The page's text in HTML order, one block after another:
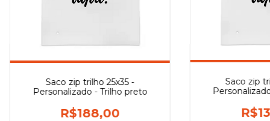
Saco zip trilho 25x35 -
Personalizado - Trilho preto
R$188,00
Saco zip